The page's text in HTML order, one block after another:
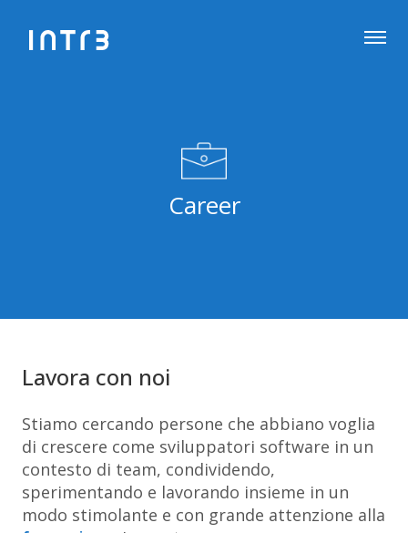
Career
Lavora con noi
Stiamo cercando persone che abbiano voglia
di crescere come sviluppatori software in un
contesto di team, condividendo,
sperimentando e lavorando insieme in un
modo stimolante e con grande attenzione alla